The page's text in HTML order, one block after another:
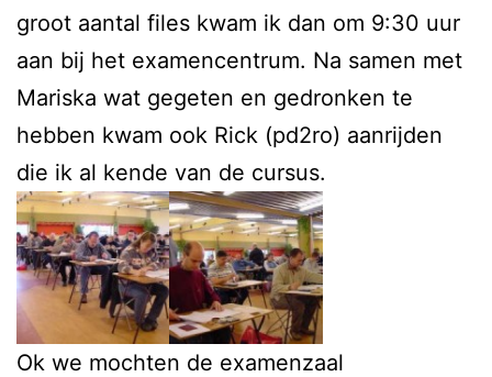
groot aantal files kwam ik dan om 9:30 uur
aan bij het examencentrum. Na samen met
Mariska wat gegeten en gedronken te
hebben kwam ook Rick (pd2ro) aanrijden
die ik al kende van de cursus.
Ok we mochten de examenzaal